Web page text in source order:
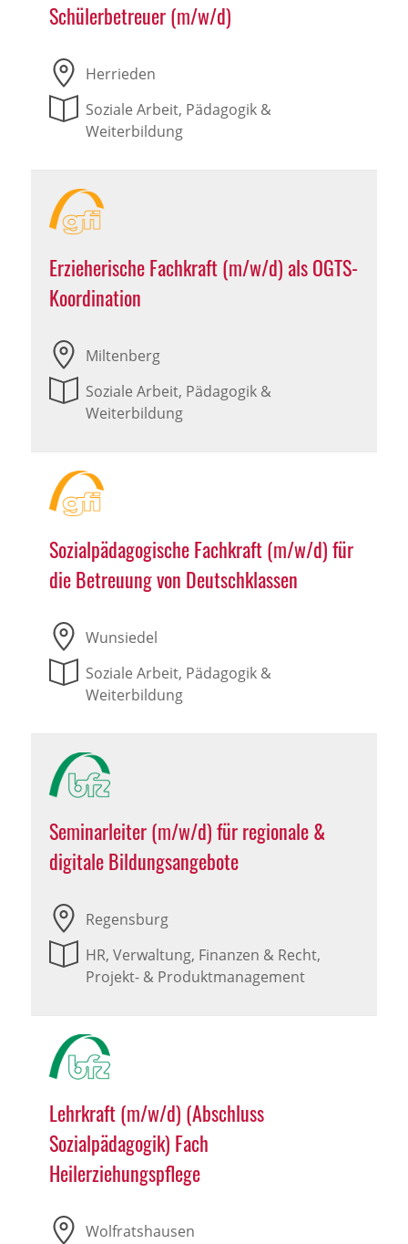
Schülerbetreuer (m/w/d)
Herrieden
Soziale Arbeit, Pädagogik &
Weiterbildung
Erzieherische Fachkraft (m/w/d) als OGTS-
Koordination
Miltenberg
Soziale Arbeit, Pädagogik &
Weiterbildung
Sozialpädagogische Fachkraft (m/w/d) für
die Betreuung von Deutschklassen
Wunsiedel
Soziale Arbeit, Pädagogik &
Weiterbildung
Seminarleiter (m/w/d) für regionale &
digitale Bildungsangebote
Regensburg
HR, Verwaltung, Finanzen & Recht,
Projekt- & Produktmanagement
Lehrkraft (m/w/d) (Abschluss
Sozialpädagogik) Fach
Heilerziehungspflege
Wolfratshausen